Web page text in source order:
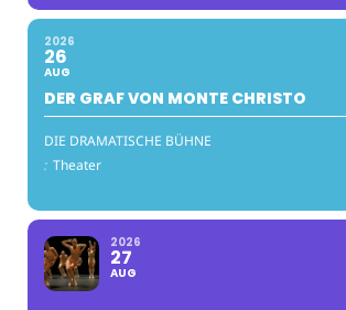
2026
26
AUG
DER GRAF VON MONTE CHRISTO
DIE DRAMATISCHE BÜHNE
: Theater
2026
27
AUG